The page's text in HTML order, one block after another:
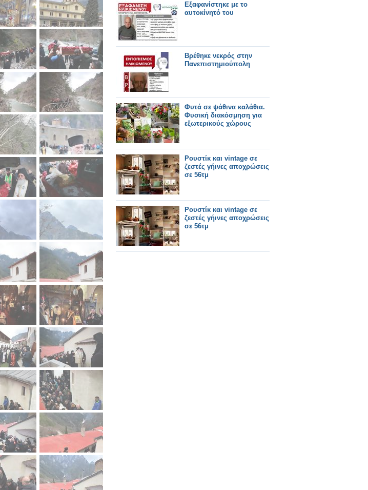
Εξαφανίστηκε με το
αυτοκίνητό του
Βρέθηκε νεκρός στην
Πανεπιστημιούπολη
Φυτά σε ψάθινα καλάθια.
Φυσική διακόσμηση για
εξωτερικούς χώρους
Ρουστίκ και vintage σε
ζεστές γήινες αποχρώσεις
σε 56τμ
Ρουστίκ και vintage σε
ζεστές γήινες αποχρώσεις
σε 56τμ